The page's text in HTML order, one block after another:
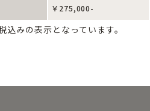
￥275,000-
みの表示となっています。